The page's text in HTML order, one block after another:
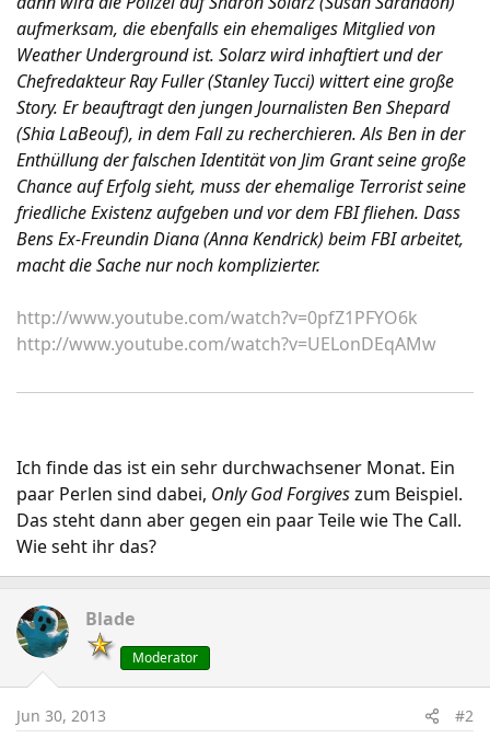
aufmerksam, die ebenfalls ein ehemaliges Mitglied von
Weather Underground ist. Solarz wird inhaftiert und der
Chefredakteur Ray Fuller (Stanley Tucci) wittert eine große
Story. Er beauftragt den jungen Journalisten Ben Shepard
(Shia LaBeouf), in dem Fall zu recherchieren. Als Ben in der
Enthüllung der falschen Identität von Jim Grant seine große
Chance auf Erfolg sieht, muss der ehemalige Terrorist seine
friedliche Existenz aufgeben und vor dem FBI fliehen. Dass
Bens Ex-Freundin Diana (Anna Kendrick) beim FBI arbeitet,
macht die Sache nur noch komplizierter.
http://www.youtube.com/watch?v=0pfZ1PFYO6k
http://www.youtube.com/watch?v=UELonDEqAMw
Ich finde das ist ein sehr durchwachsener Monat. Ein
paar Perlen sind dabei, Only God Forgiveszum Beispiel.
Das steht dann aber gegen ein paar Teile wie The Call.
Wie seht ihr das?
Blade
Moderator
Jun 30, 2013 #2